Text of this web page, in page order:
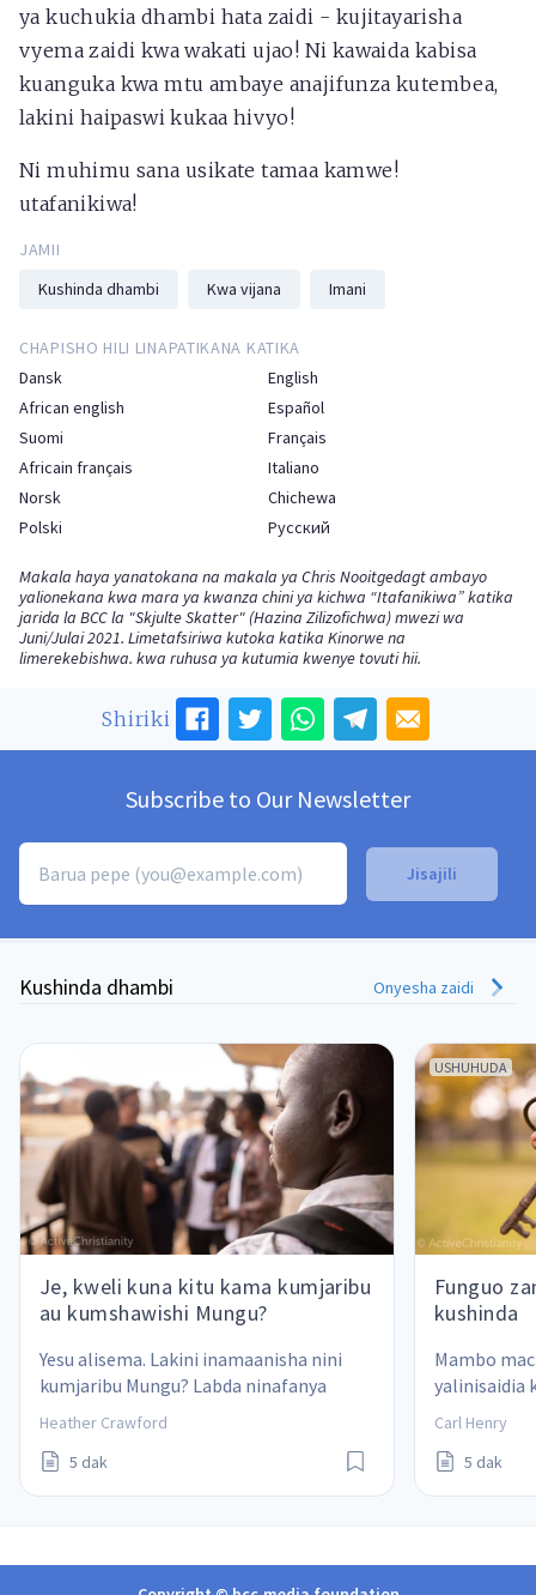
ya kuchukia dhambi hata zaidi - kujitayarisha
vyema zaidi kwa wakati ujao! Ni kawaida kabisa
kuanguka kwa mtu ambaye anajifunza kutembea,
lakini haipaswi kukaa hivyo!
Ni muhimu sana usikate tamaa kamwe!
utafanikiwa!
JAMII
Kushinda dhambi
Kwa vijana Imani
CHAPISHO HILI LINAPATIKANA KATIKA
Dansk
English
African english
Español
Suomi
Français
Africain français
Italiano
Norsk
Chichewa
Polski
Русский
Makala haya yanatokana na makala ya Chris Nooitgedagt ambayo
yalionekana kwa mara ya kwanza chini ya kichwa “Itafanikiwa” katika
jarida la BCC la "Skjulte Skatter" (Hazina Zilizofichwa) mwezi wa
Juni/Julai 2021. Limetafsiriwa kutoka katika Kinorwe na
limerekebishwa. kwa ruhusa ya kutumia kwenye tovuti hii.
Shiriki
Subscribe to Our Newsletter
Kushinda dhambi Onyesha zaidi
Je, kweli kuna kitu kama kumjaribu
au kumshawishi Mungu?
Yesu alisema. Lakini inamaanisha nini
kumjaribu Mungu? Labda ninafanya
hivyo?
Heather Crawford
5 dak
USHUHUDA
Funguo
kushinda
Mambo
yalinisaidia
ambayo
Carl Henry
5 dak